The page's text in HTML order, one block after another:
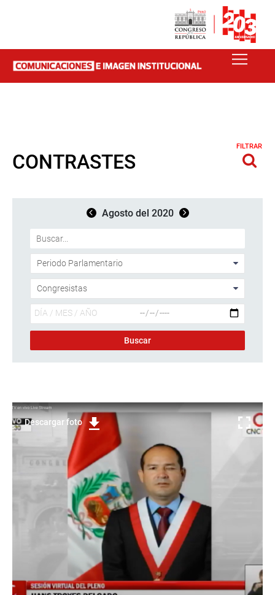
CONTRASTES
FILTRAR
Agosto del 2020
Descargar foto